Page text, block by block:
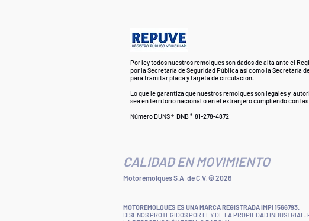
Por ley todos nuestros remolques son dados de alta ante el
por la Secretaría de Seguridad Pública así como la Secretaría
para tramitar placa y tarjeta de circulación.
Lo que le garantiza que nuestros remolques son legales y
sea en territorio nacional o en el extranjero cumpliendo con las
Número DUNS ® DNB * 81-278-4872
CALIDAD EN MOVIMIENTO
Motoremolques S.A. de C.V. © 2026
MOTOREMOLQUES ES UNA MARCA REGISTRADA IMPI 1566793.
DISEÑOS PROTEGIDOS POR LEY DE LA PROPIEDAD INDUSTRIAL.